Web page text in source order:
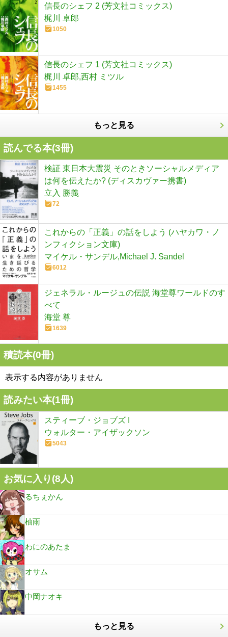
信長のシェフ 2 (芳文社コミックス)
梶川 卓郎
1050
信長のシェフ 1 (芳文社コミックス)
梶川 卓郎,西村 ミツル
1455
もっと見る
読んでる本(3冊)
検証 東日本大震災 そのときソーシャルメディア
は何を伝えたか? (ディスカヴァー携書)
立入 勝義
72
これからの「正義」の話をしよう (ハヤカワ・ノ
ンフィクション文庫)
マイケル・サンデル,Michael J. Sandel
6012
ジェネラル・ルージュの伝説 海堂尊ワールドのす
べて
海堂 尊
1639
積読本(0冊)
表示する内容がありません
読みたい本(1冊)
スティーブ・ジョブズ I
ウォルター・アイザックソン
5043
お気に入り(8人)
るちぇかん
柚雨
わにのあたま
オサム
中岡ナオキ
もっと見る